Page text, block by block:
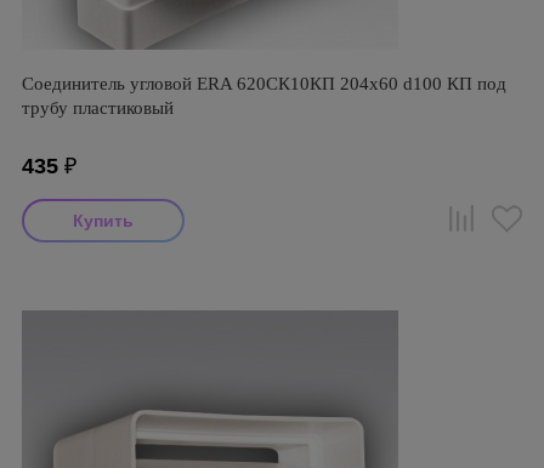
Соединитель угловой ERA 620СК10КП 204х60 d100 КП под
трубу пластиковый
435 ₽